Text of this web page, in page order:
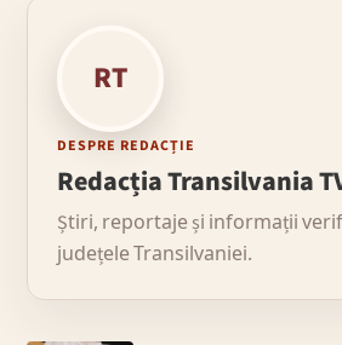
RT
DESPRE REDACȚIE
Redacția Transilvania
Știri, reportaje și informații
județele Transilvaniei.